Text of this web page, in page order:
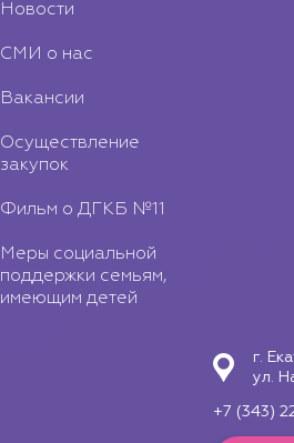
Новости
СМИ о нас
Вакансии
Осуществление
закупок
Фильм о ДГКБ №11
Меры социальной
поддержки семьям,
имеющим детей
г.
ул.
+7 (343)